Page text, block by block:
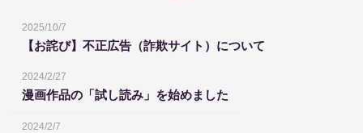
2025/10/7
【お詫び】不正広告（詐欺サイト）について
2024/2/27
漫画作品の「試し読み」を始めました
2024/2/7